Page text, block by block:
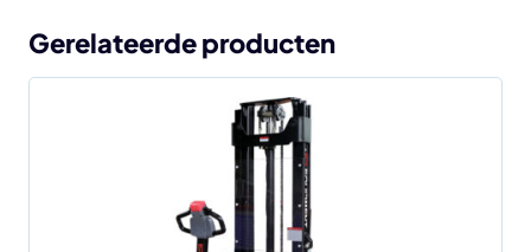
Gerelateerde producten